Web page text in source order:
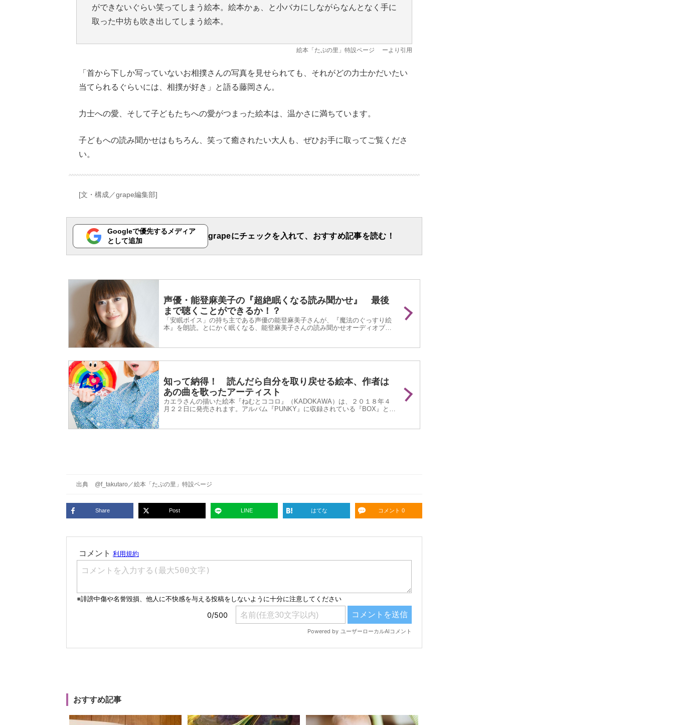
ができないぐらい笑ってしまう絵本。絵本かぁ、と小バカにしながらなんとなく手に
取った中坊も吹き出してしまう絵本。
絵本「たぷの里」特設ページ ーより引用
「首から下しか写っていないお相撲さんの写真を見せられても、それがどの力士かだいたい
当てられるぐらいには、相撲が好き」と語る藤岡さん。
力士への愛、そして子どもたちへの愛がつまった絵本は、温かさに満ちています。
子どもへの読み聞かせはもちろん、笑って癒されたい大人も、ぜひお手に取ってご覧くださ
い。
[文・構成／grape編集部]
Googleで優先するメディア
として追加
grapeにチェックを入れて、おすすめ記事を読む！
声優・能登麻美子の『超絶眠くなる読み聞かせ』 最後
まで聴くことができるか！？
「安眠ボイス」の持ち主である声優の能登麻美子さんが、『魔法のぐっすり絵
本』を朗読。とにかく眠くなる、能登麻美子さんの読み聞かせオーディオブッ
知って納得！ 読んだら自分を取り戻せる絵本、作者は
あの曲を歌ったアーティスト
カエラさんの描いた絵本『ねむとココロ』（KADOKAWA）は、２０１８年４
月２２日に発売されます。アルバム『PUNKY』に収録されている『BOX』とい
出典 @f_takutaro ／絵本「たぷの里」特設ページ
Share Post LINE はてな コメント 0
おすすめ記事